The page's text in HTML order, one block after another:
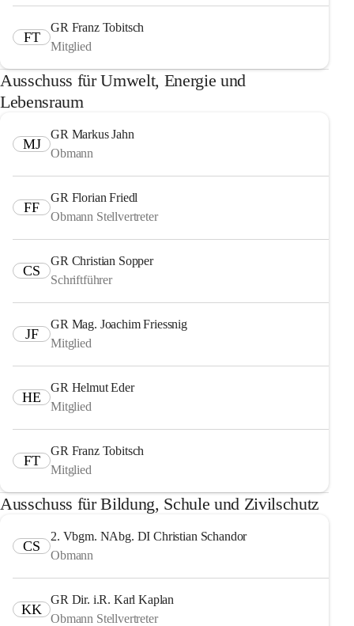
FT
GR Franz Tobitsch
Mitglied
Ausschuss für Umwelt, Energie und
Lebensraum
MJ
GR Markus Jahn
Obmann
FF
GR Florian Friedl
Obmann Stellvertreter
CS
GR Christian Sopper
Schriftführer
JF
GR Mag. Joachim Friessnig
Mitglied
HE
GR Helmut Eder
Mitglied
FT
GR Franz Tobitsch
Mitglied
Ausschuss für Bildung, Schule und Zivilschutz
CS
2. Vbgm. NAbg. DI Christian Schandor
Obmann
KK
GR Dir. i.R. Karl Kaplan
Obmann Stellvertreter